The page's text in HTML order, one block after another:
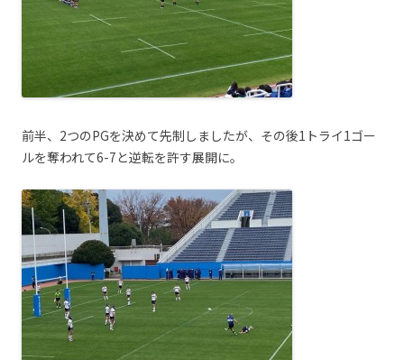
前半、2つのPGを決めて先制しましたが、その後1トライ1ゴー
ルを奪われて6-7と逆転を許す展開に。